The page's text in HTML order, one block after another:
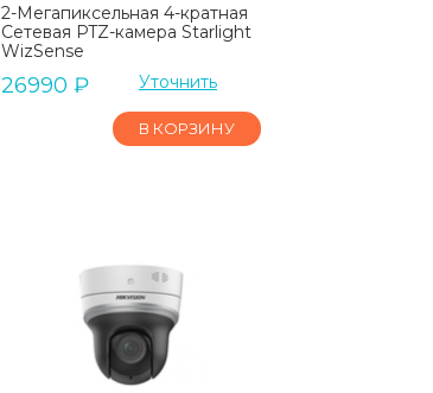
2-Мегапиксельная 4-кратная
Сетевая PTZ-камера Starlight
WizSense
26990 ₽ Уточнить
В КОРЗИНУ